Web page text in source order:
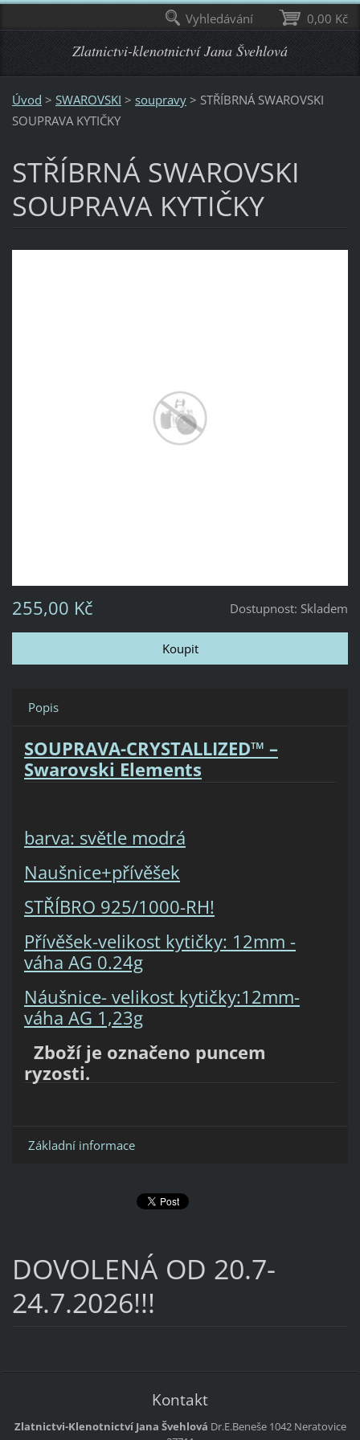
Zlatnictvi-klenotnictví Jana Švehlová
Úvod > SWAROVSKI > soupravy > STŘÍBRNÁ SWAROVSKI
SOUPRAVA KYTIČKY
STŘÍBRNÁ SWAROVSKI
SOUPRAVA KYTIČKY
Dostupnost: Skladem
255,00 Kč
Popis
SOUPRAVA-CRYSTALLIZED™ –
Swarovski Elements
barva: světle modrá
Naušnice+přívěšek
STŘÍBRO 925/1000-RH!
Přívěšek-velikost kytičky: 12mm -
váha AG 0.24g
Náušnice- velikost kytičky:12mm-
váha AG 1,23g
Zboží je označeno puncem
ryzosti.
Základní informace
DOVOLENÁ OD 20.7-
24.7.2026!!!
Kontakt
Zlatnictvi-Klenotnictví Jana Švehlová Dr.E.Beneše 1042 Neratovice
0,00 Kč
Vyhledávání